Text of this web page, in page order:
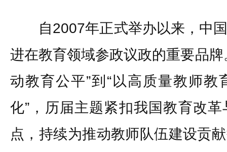
自2007年正式举办以来，中国
进在教育领域参政议政的重要品
动教育公平”到“以高质量教师
化”，历届主题紧扣我国教育改
点，持续为推动教师队伍建设贡